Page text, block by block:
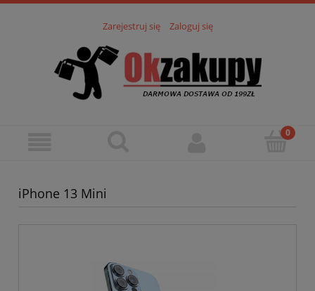
Zarejestruj się Zaloguj się
iPhone 13 Mini